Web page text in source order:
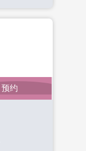
预约